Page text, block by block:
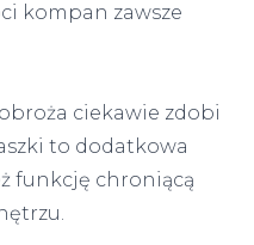
kompan zawsze
ciekawie zdobi
to dodatkowa
funkcję chroniącą